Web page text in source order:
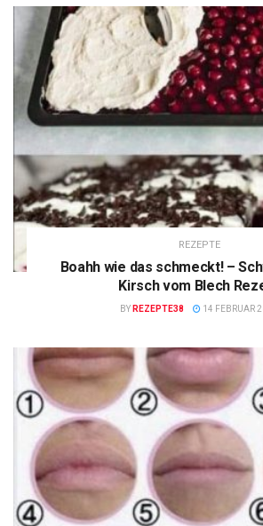
REZEPTE
Boahh wie das schmeckt! –
Kirsch vom Blech
BY REZEPTE38 14 FEBRUAR